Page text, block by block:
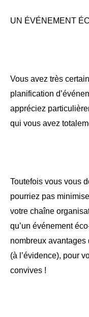
UN ÉVÉNEMENT
Vous avez très
planification
appréciez
qui vous avez
Toutefois vous vous
pourriez pas
votre chaîne
qu’un événement
nombreux
(à l’évidence), pour
convives !